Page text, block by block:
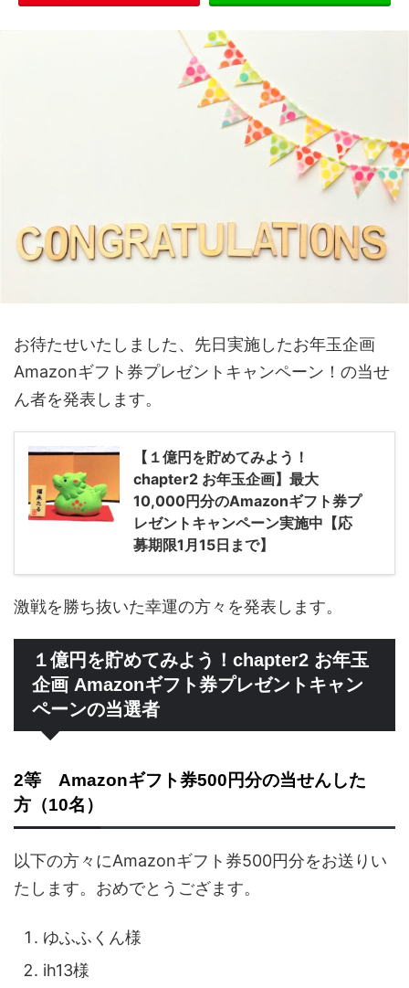
お待たせいたしました、先日実施したお年玉企画
Amazonギフト券プレゼントキャンペーン！の当せ
ん者を発表します。
【１億円を貯めてみよう！
chapter2 お年玉企画】最大
10,000円分のAmazonギフト券プ
レゼントキャンペーン実施中【応
募期限1月15日まで】
激戦を勝ち抜いた幸運の方々を発表します。
１億円を貯めてみよう！chapter2 お年玉
企画 Amazonギフト券プレゼントキャン
ペーンの当選者
2等 Amazonギフト券500円分の当せんした
方（10名）
以下の方々にAmazonギフト券500円分をお送りい
たします。おめでとうござます。
ゆふふくん様
ih13様